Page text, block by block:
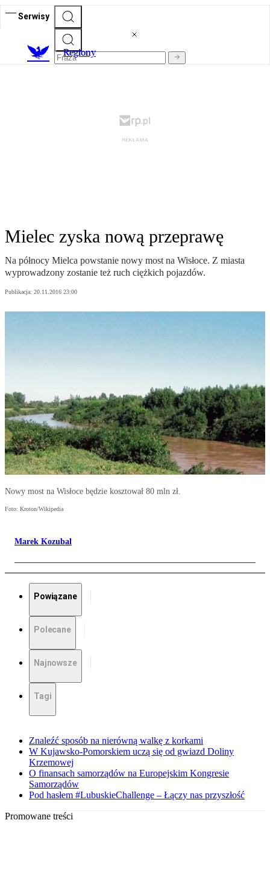
Serwisy
Regiony
Mielec zyska nową przeprawę
Na północy Mielca powstanie nowy most na Wisłoce. Z miasta
wyprowadzony zostanie też ruch ciężkich pojazdów.
Publikacja: 20.11.2016 23:00
Nowy most na Wisłoce będzie kosztował 80 mln zł.
Foto: Kroton/Wikipedia
Marek Kozubal
Powiązane
Polecane
Najnowsze
Tagi
Znaleźć sposób na nierówną walkę z korkami
W Kujawsko-Pomorskiem uczą się od gwiazd Doliny
Krzemowej
O finansach samorządów na Europejskim Kongresie
Samorządów
Pod hasłem #LubuskieChallenge – Łączy nas przyszłość
Promowane treści